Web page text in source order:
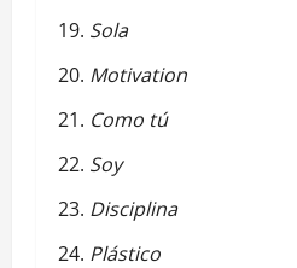
Sola
Motivation
Como tú
Soy
Disciplina
Plástico